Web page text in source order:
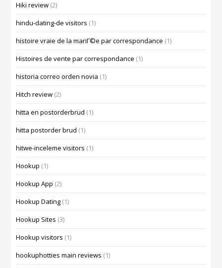
Hiki review (2)
hindu-dating-de visitors (1)
histoire vraie de la mariГ©e par correspondance (1)
Histoires de vente par correspondance (1)
historia correo orden novia (1)
Hitch review (2)
hitta en postorderbrud (1)
hitta postorder brud (1)
hitwe-inceleme visitors (1)
Hookup (1)
Hookup App (2)
Hookup Dating (1)
Hookup Sites (3)
Hookup visitors (1)
hookuphotties main reviews (1)